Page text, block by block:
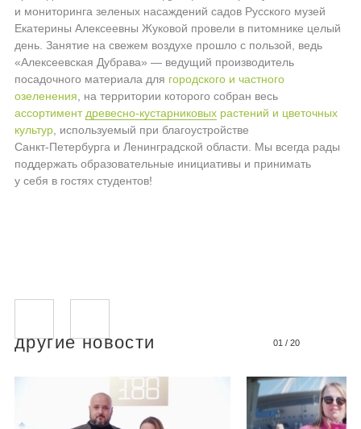
и мониторинга зеленых насаждений садов Русского музей
Екатерины Алексеевны Жуковой провели в питомнике целый
день. Занятие на свежем воздухе прошло с пользой, ведь
«Алексеевская Дубрава» — ведущий производитель
посадочного материала для городского и частного
озеленения , на территории которого собран весь
ассортимент древесно-кустарниковых растений и цветочных
культур , используемый при благоустройстве
Санкт-Петербурга и Ленинградской области. Мы всегда рады
поддержать образовательные инициативы и принимать
у себя в гостях студентов!
другие новости 01/ 20